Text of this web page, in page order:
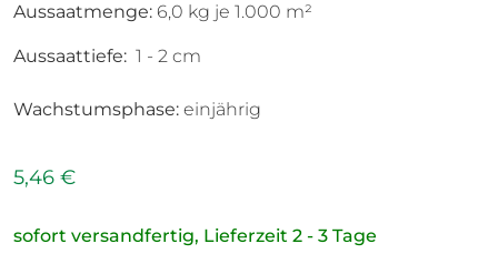
Aussaatmenge: 6,0 kg je 1.000 m²
Aussaattiefe: 1 - 2 cm
Wachstumsphase: einjährig
5,46 €
sofort versandfertig, Lieferzeit 2 - 3 Tage